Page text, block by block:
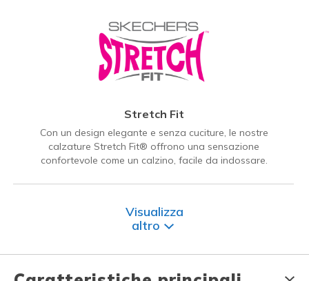
Stretch Fit
Con un design elegante e senza cuciture, le nostre
calzature Stretch Fit® offrono una sensazione
confortevole come un calzino, facile da indossare.
Visualizza
altro